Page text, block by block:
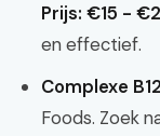
Prijs: €15 -
en effectief.
Complexe
Foods. Zoek